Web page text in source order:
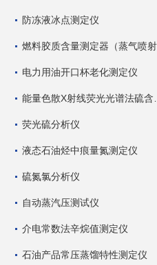
防冻液冰点测定仪
电力用油开口杯老化测定仪
荧光硫分析仪
液态石油烃中痕量氮测定仪
硫氮氯分析仪
自动蒸汽压测试仪
介电常数法辛烷值测定仪
石油产品常压蒸馏特性测定仪